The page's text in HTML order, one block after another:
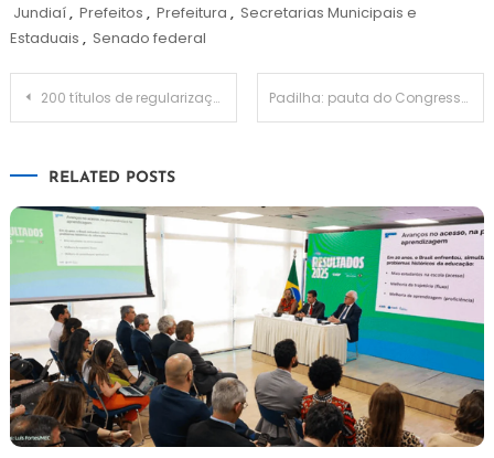
Jundiaí, Prefeitos , Prefeitura , Secretarias Municipais e
Estaduais , Senado federal
Navegação
200 títulos de regularização fundiária são entregues aos moradores do Jardim Esperança pela Prefeitura Municipal Padilha: pauta do Congresso não deve estimular a violência política
RELATED POSTS